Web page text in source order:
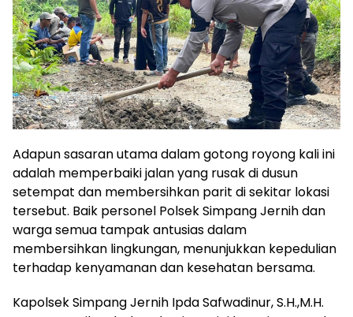
Adapun sasaran utama dalam gotong royong kali ini
adalah memperbaiki jalan yang rusak di dusun
setempat dan membersihkan parit di sekitar lokasi
tersebut. Baik personel Polsek Simpang Jernih dan
warga semua tampak antusias dalam
membersihkan lingkungan, menunjukkan kepedulian
terhadap kenyamanan dan kesehatan bersama.
Kapolsek Simpang Jernih Ipda Safwadinur, S.H.,M.H.